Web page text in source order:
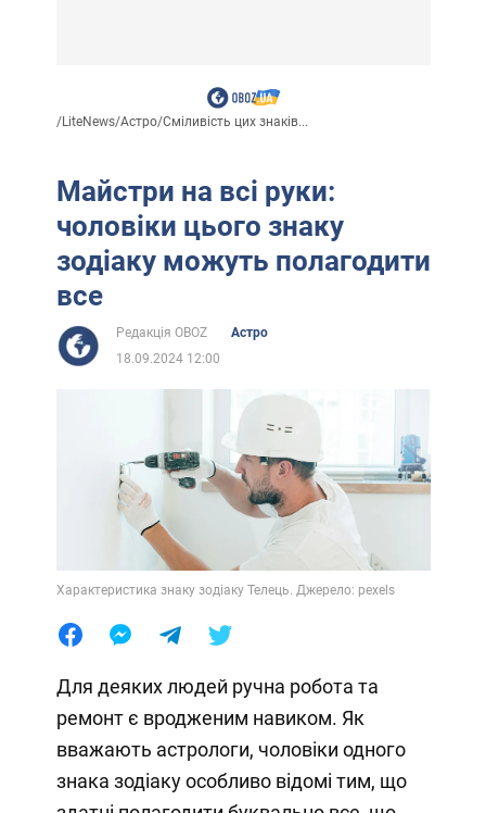
/LiteNews/Астро/Сміливість цих знаків...
Майстри на всі руки:
чоловіки цього знаку
зодіаку можуть полагодити
все
Редакція OBOZ
Астро
18.09.2024 12:00
Характеристика знаку зодіаку Телець. Джерело: pexels
Для деяких людей ручна робота та
ремонт є вродженим навиком. Як
вважають астрологи, чоловіки одного
знака зодіаку особливо відомі тим, що